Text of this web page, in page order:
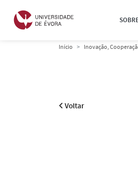
Início Inovação,
Voltar